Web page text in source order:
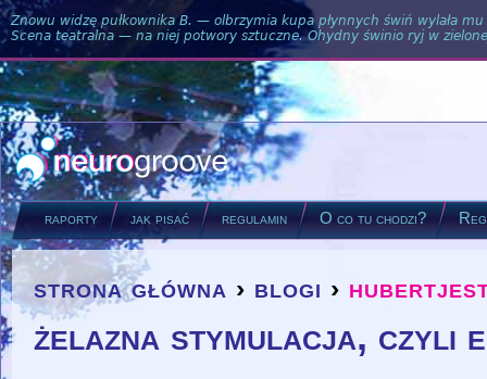
Znowu widzę pułkownika B. — olbrzymia kupa płynnych świń wylała
Scena teatralna — na niej potwory sztuczne. Ohydny świnio ryj w
raporty jak pisać regulamin O co tu chodzi?
you are here
strona główna › blogi ›
żelazna stymulacja, czyli